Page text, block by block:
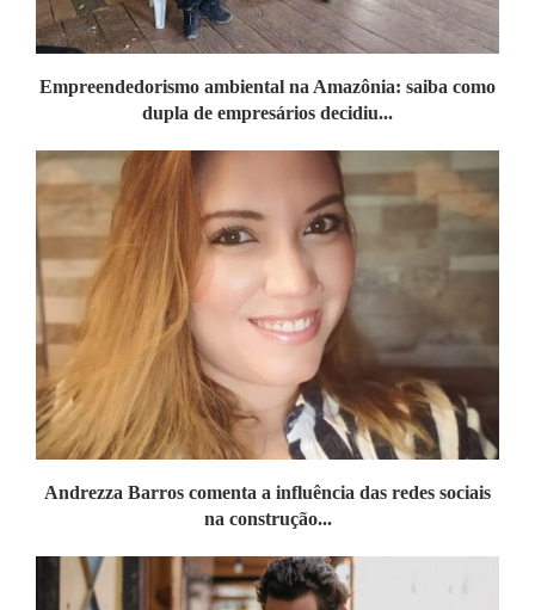
Empreendedorismo ambiental na Amazônia: saiba como
dupla de empresários decidiu...
Andrezza Barros comenta a influência das redes sociais
na construção...